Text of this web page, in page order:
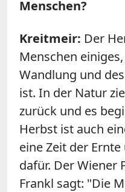
Menschen?
Kreitmeir: Der
Menschen
Wandlung und
ist. In der Natur
zurück und es
Herbst ist auch
eine Zeit der
dafür. Der Wiener
Frankl sagt: "Die